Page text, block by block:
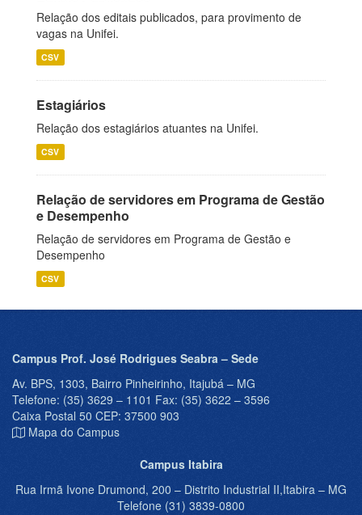
Relação dos editais publicados, para provimento de
vagas na Unifei.
CSV
Estagiários
Relação dos estagiários atuantes na Unifei.
CSV
Relação de servidores em Programa de Gestão
e Desempenho
Relação de servidores em Programa de Gestão e
Desempenho
CSV
Campus Prof. José Rodrigues Seabra – Sede
Av. BPS, 1303, Bairro Pinheirinho, Itajubá – MG
Telefone: (35) 3629 – 1101 Fax: (35) 3622 – 3596
Caixa Postal 50 CEP: 37500 903
Mapa do Campus
Campus Itabira
Rua Irmã Ivone Drumond, 200 – Distrito Industrial II,Itabira – MG
Telefone (31) 3839-0800